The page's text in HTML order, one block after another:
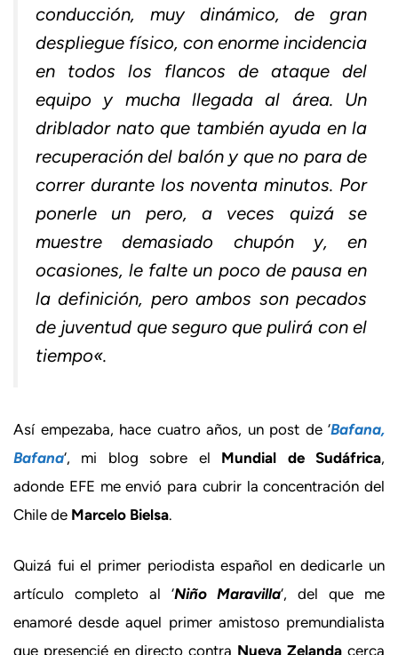
conducción, muy dinámico, de gran
despliegue físico, con enorme incidencia
en todos los flancos de ataque del
equipo y mucha llegada al área. Un
driblador nato que también ayuda en la
recuperación del balón y que no para de
correr durante los noventa minutos. Por
ponerle un pero, a veces quizá se
muestre demasiado chupón y, en
ocasiones, le falte un poco de pausa en
la definición, pero ambos son pecados
de juventud que seguro que pulirá con el
tiempo«.
Así empezaba, hace cuatro años, un post de ‘Bafana,
Bafana‘, mi blog sobre el Mundial de Sudáfrica,
adonde EFE me envió para cubrir la concentración del
Chile de Marcelo Bielsa.
Quizá fui el primer periodista español en dedicarle un
artículo completo al ‘Niño Maravilla‘, del que me
enamoré desde aquel primer amistoso premundialista
que presencié en directo contra Nueva Zelanda cerca